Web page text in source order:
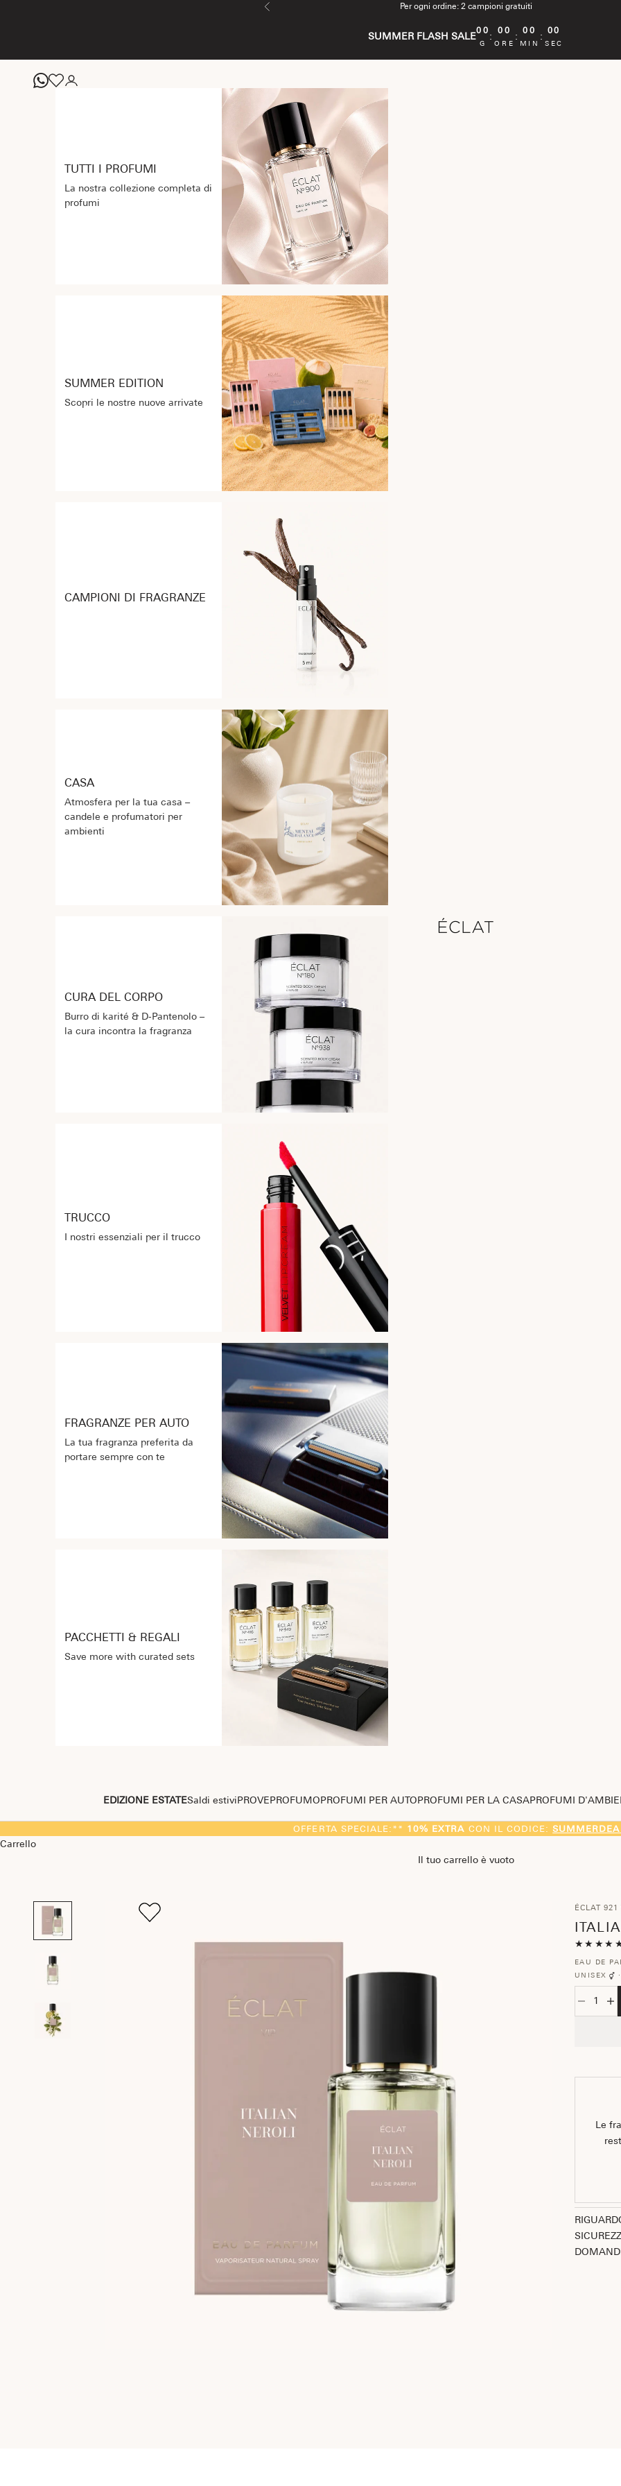
Precedente Per ogni ordine: 2 campioni gratuiti
SUMMER FLASH SALE00
G
: 00
ORE
: 00
MIN
: 00
SEC
ÉCLAT
EDIZIONE ESTATESaldi estiviPROVEPROFUMOPROFUMI PER AUTOPROFUMI PER LA CASAPROFUMI
TUTTI I PROFUMI
La nostra collezione completa di
profumi
SUMMER EDITION
Scopri le nostre nuove arrivate
CAMPIONI DI FRAGRANZE
CASA
Atmosfera per la tua casa –
candele e profumatori per
ambienti
CURA DEL CORPO
Burro di karité & D‑Pantenolo –
la cura incontra la fragranza
TRUCCO
I nostri essenziali per il trucco
FRAGRANZE PER AUTO
La tua fragranza preferita da
portare sempre con te
PACCHETTI & REGALI
Save more with curated sets
OFFERTA SPECIALE:** 10% EXTRA CON IL CODICE:
Carrello
Il tuo carrello è vuoto
ÉCLAT 921
EAU DE
UNISEX
Le